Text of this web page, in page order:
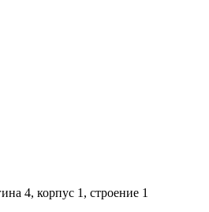
4, корпус 1, строение 1